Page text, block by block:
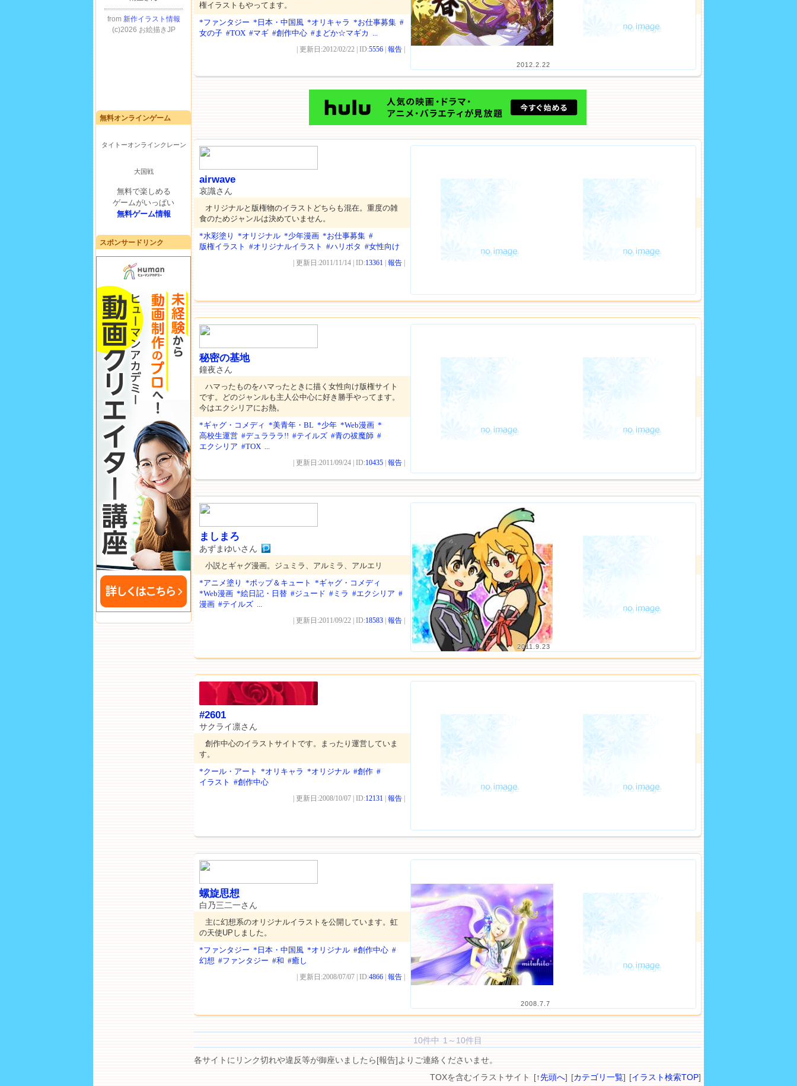
無料オンラインゲーム
タイトーオンラインクレーン
大国戦
無料で楽しめる
ゲームがいっぱい
無料ゲーム情報
スポンサードリンク
2012.2.22
権イラストもやってます。
*ファンタジー *日本・中国風 *オリキャラ *お仕事募集 #
女の子 #TOX #マギ #創作中心 #まどか☆マギカ ...
| 更新日:2012/02/22 | ID:5556 報告
airwave
哀識さん
オリジナルと版権物のイラストどちらも混在。重度の雑
食のためジャンルは決めていません。
*水彩塗り *オリジナル *少年漫画 *お仕事募集 #
版権イラスト #オリジナルイラスト #ハリポタ #女性向け
| 更新日:2011/11/14 | ID:13361 報告
秘密の基地
鐘夜さん
ハマったものをハマったときに描く女性向け版権サイト
です。どのジャンルも主人公中心に好き勝手やってます。
今はエクシリアにお熱。
*ギャグ・コメディ *美青年・BL *少年 *Web漫画 *
高校生運営 #デュラララ!! #テイルズ #青の祓魔師 #
エクシリア #TOX ...
| 更新日:2011/09/24 | ID:10435 報告
2011.9.23
ましまろ
あずまゆいさん
小説とギャグ漫画。ジュミラ、アルミラ、アルエリ
*アニメ塗り *ポップ＆キュート *ギャグ・コメディ
*Web漫画 *絵日記・日替 #ジュード #ミラ #エクシリア #
漫画 #テイルズ ...
| 更新日:2011/09/22 | ID:18583 報告
#2601
サクライ凛さん
創作中心のイラストサイトです。まったり運営していま
す。
*クール・アート *オリキャラ *オリジナル #創作 #
イラスト #創作中心
| 更新日:2008/10/07 | ID:12131 報告
2008.7.7
螺旋思想
白乃三二一さん
主に幻想系のオリジナルイラストを公開しています。虹
の天使UPしました。
*ファンタジー *日本・中国風 *オリジナル #創作中心 #
幻想 #ファンタジー #和 #癒し
| 更新日:2008/07/07 | ID:4866 報告
10件中 1～10件目
各サイトにリンク切れや違反等が御座いましたら[報告]よりご連絡くださいませ。
TOXを含むイラストサイト [↑先頭へ] [カテゴリ一覧] [イラスト検索TOP]